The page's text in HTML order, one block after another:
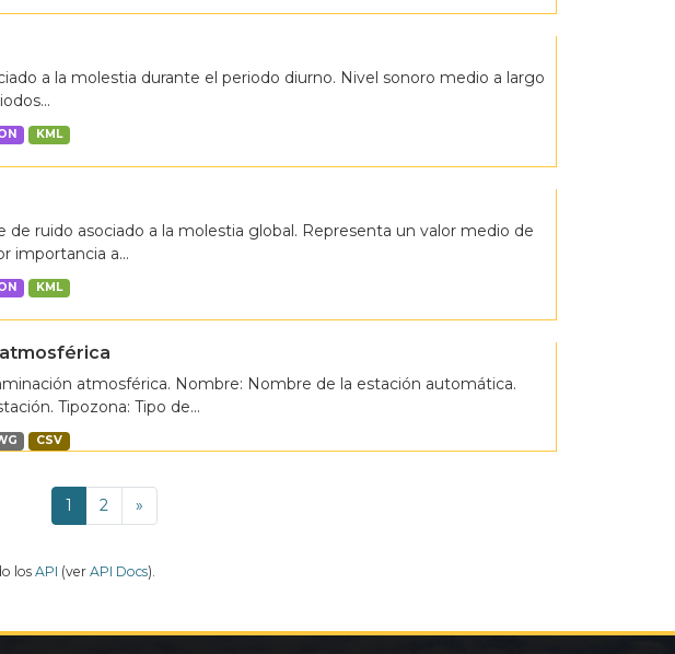
a la molestia durante el periodo diurno. Nivel sonoro medio a largo
KML
de ruido asociado a la molestia global. Representa un valor medio de
importancia a...
KML
atmosférica. Nombre: Nombre de la estación automática.
Tipozona: Tipo de...
CSV
1 2 »
los API (ver API Docs).